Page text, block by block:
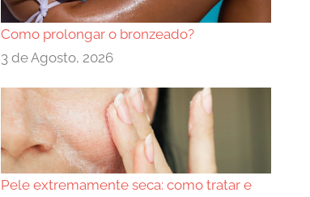
Como prolongar o bronzeado?
3 de Agosto, 2026
Pele extremamente seca: como tratar e